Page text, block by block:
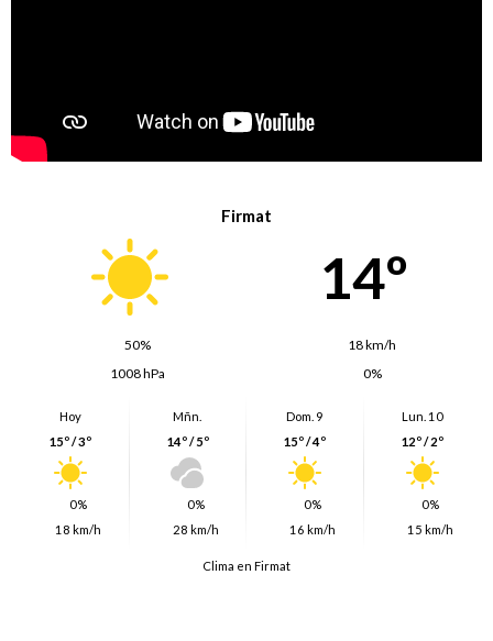
Firmat
14º
50%
18 km/h
1008 hPa
0%
Hoy
15º / 3º
0%
18 km/h
Mñn.
14º / 5º
0%
28 km/h
Dom. 9
15º / 4º
0%
16 km/h
Lun. 10
12º / 2º
0%
15 km/h
Clima en Firmat